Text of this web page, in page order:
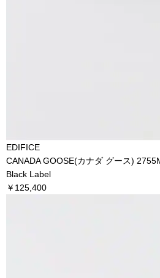
EDIFICE
CANADA GOOSE(カナダ グース)
Black Label
￥125,400